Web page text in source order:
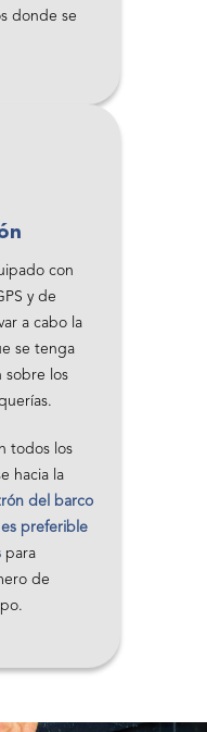
donde se
con
y de
a cabo la
se tenga
sobre los
todos los
hacia la
del barco
preferible
para
de